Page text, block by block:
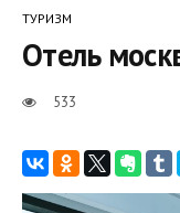
ТУРИЗМ
Отель
533